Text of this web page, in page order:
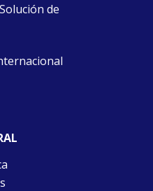
de